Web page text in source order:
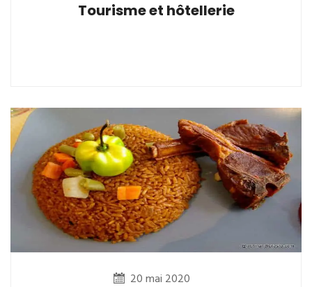
Tourisme et hôtellerie
20 mai 2020